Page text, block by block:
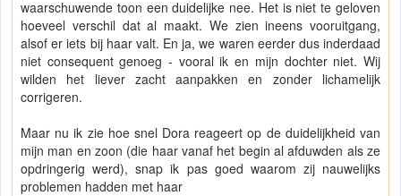
waarschuwende toon een duidelijke nee. Het is niet te geloven
hoeveel verschil dat al maakt. We zien ineens vooruitgang,
alsof er iets bij haar valt. En ja, we waren eerder dus inderdaad
niet consequent genoeg - vooral ik en mijn dochter niet. Wij
wilden het liever zacht aanpakken en zonder lichamelijk
corrigeren.
Maar nu ik zie hoe snel Dora reageert op de duidelijkheid van
mijn man en zoon (die haar vanaf het begin al afduwden als ze
opdringerig werd), snap ik pas goed waarom zij nauwelijks
problemen hadden met haar